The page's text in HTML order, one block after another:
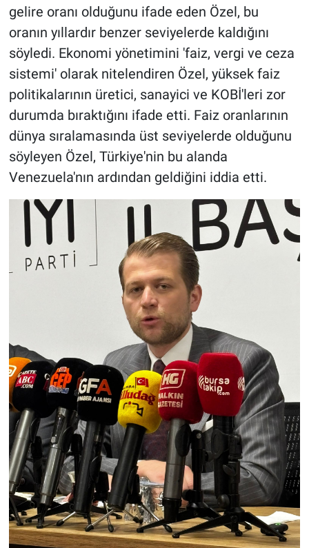
gelire oranı olduğunu ifade eden Özel, bu
oranın yıllardır benzer seviyelerde kaldığını
söyledi. Ekonomi yönetimini 'faiz, vergi ve ceza
sistemi' olarak nitelendiren Özel, yüksek faiz
politikalarının üretici, sanayici ve KOBİ'leri zor
durumda bıraktığını ifade etti. Faiz oranlarının
dünya sıralamasında üst seviyelerde olduğunu
söyleyen Özel, Türkiye'nin bu alanda
Venezuela'nın ardından geldiğini iddia etti.